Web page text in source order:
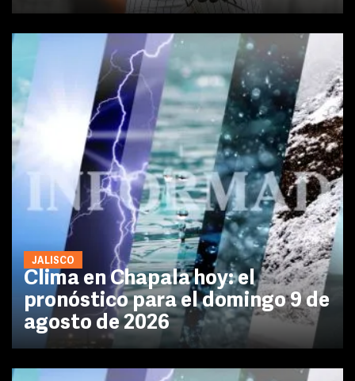
JALISCO
Clima en Chapala hoy: el
pronóstico para el domingo 9 de
agosto de 2026